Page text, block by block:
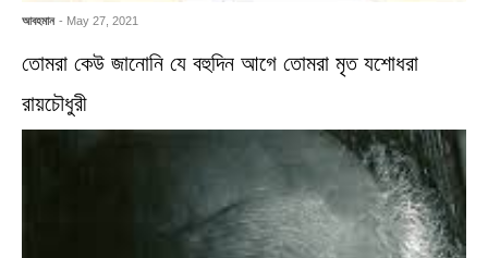
আবহমান - May 27, 2021
তোমরা কেউ জানোনি যে বহুদিন আগে তোমরা মৃত যশোধরা
রায়চৌধুরী